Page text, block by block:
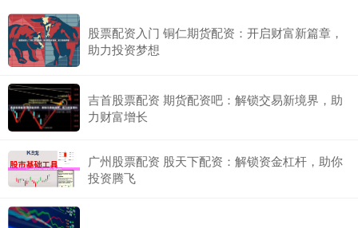
股票配资入门 铜仁期货配资：开启财富新篇章，
助力投资梦想
吉首股票配资 期货配资吧：解锁交易新境界，助
力财富增长
广州股票配资 股天下配资：解锁资金杠杆，助你
投资腾飞